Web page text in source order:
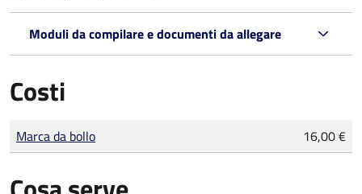
Moduli da compilare e documenti da allegare
Costi
Tipo di pagamento
Importo
Marca da bollo 16,00 €